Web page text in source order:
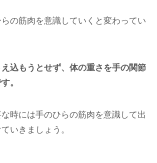
の筋肉を意識していくと変わってい
込もうとせず、体の重さを手の関節
。
時には手のひらの筋肉を意識して出
いきましょう。